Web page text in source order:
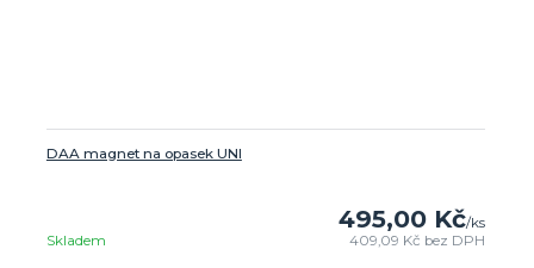
DAA magnet na opasek UNI
495,00 Kč/ks
409,09 Kč bez DPH
Skladem